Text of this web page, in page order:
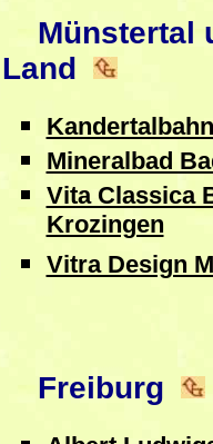
Münstertal
Land
Kandertalbahn
Mineralbad
Vita Classica
Krozingen
Vitra Design
Freiburg